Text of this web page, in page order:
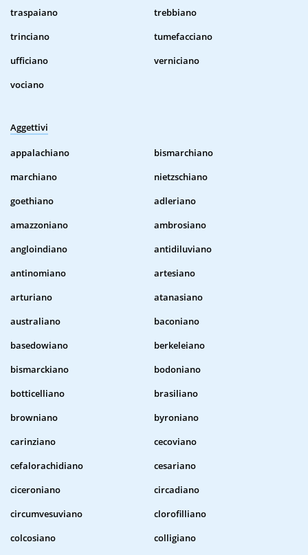
traspaiano
trebbiano
trinciano
tumefacciano
ufficiano
verniciano
vociano
Aggettivi
appalachiano
bismarchiano
marchiano
nietzschiano
goethiano
adleriano
amazzoniano
ambrosiano
angloindiano
antidiluviano
antinomiano
artesiano
arturiano
atanasiano
australiano
baconiano
basedowiano
berkeleiano
bismarckiano
bodoniano
botticelliano
brasiliano
browniano
byroniano
carinziano
cecoviano
cefalorachidiano
cesariano
ciceroniano
circadiano
circumvesuviano
clorofilliano
colcosiano
colligiano